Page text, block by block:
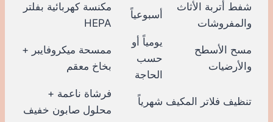
شفط أتربة الأثاث
والمفروشات
أسبوعياً
مكنسة كهربائية بفلتر
HEPA
مسح الأسطح
والأرضيات
يومياً أو
حسب
الحاجة
ممسحة ميكروفايبر +
بخاخ معقم
تنظيف فلاتر المكيف شهرياً
فرشاة ناعمة +
محلول صابون خفيف